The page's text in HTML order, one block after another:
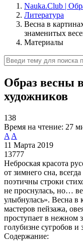
Nauka.Club |
Литература
Весна в
знаменитых
Материалы
Образ весны
художников
138
Время на чтение: 27
A A
11 Марта 2019
13777
Неброская красота
от зимнего сна,
поэтичны строки
не проснулась, но…
улыбнулась». Весна в
мастеров пейзажа,
проступает в нежном
голубизне сугробов
Содержание: